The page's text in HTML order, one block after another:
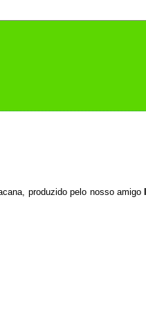
produzido pelo nosso amigo